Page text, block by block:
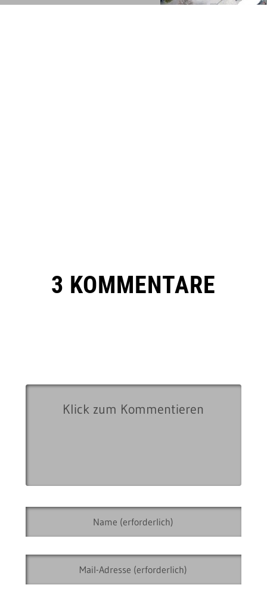
3 KOMMENTARE